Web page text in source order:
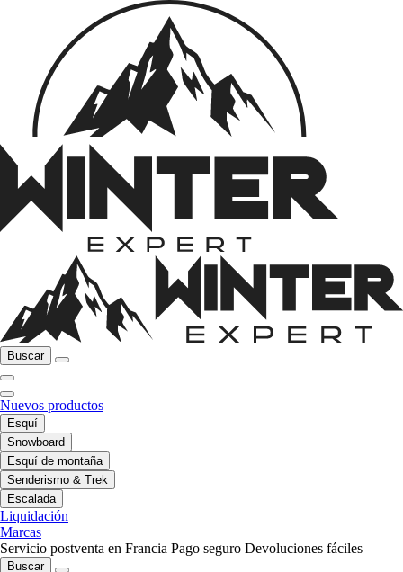
Buscar
Nuevos productos
Esquí
Snowboard
Esquí de montaña
Senderismo & Trek
Escalada
Liquidación
Marcas
Servicio postventa en Francia Pago seguro Devoluciones fáciles
Buscar